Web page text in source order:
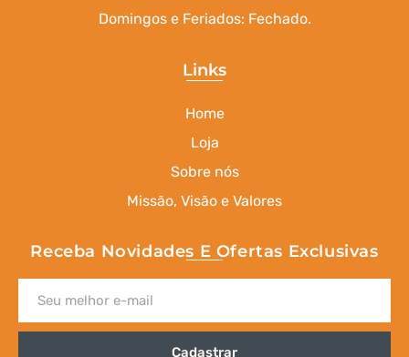
Domingos e Feriados: Fechado.
Links
Home
Loja
Sobre nós
Missão, Visão e Valores
Receba Novidades E Ofertas Exclusivas
Cadastrar